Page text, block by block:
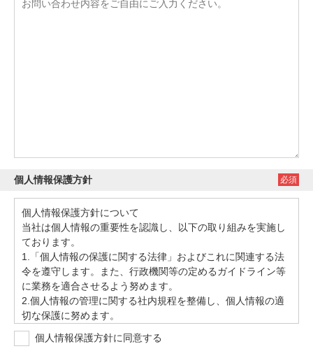
個人情報保護方針 必須
個人情報保護方針について
当社は個人情報の重要性を認識し、以下の取り組みを実施し
ております。
1.「個人情報の保護に関する法律」およびこれに関連する法
令を遵守します。また、行政機関等の定めるガイドライン等
に業務を適合させるよう努めます。
2.個人情報の管理に関する社内規程を整備し、個人情報の適
切な保護に努めます。
3.上記の各種法令・ガイドライン・社内規程の内容につい
て、従業員への周知徹底を図ります。
個人情報保護方針に同意する